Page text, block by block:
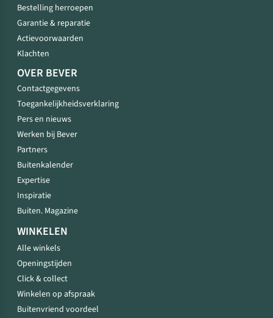
Bestelling herroepen
Garantie & reparatie
Actievoorwaarden
Klachten
OVER BEVER
Contactgegevens
Toegankelijkheidsverklaring
Pers en nieuws
Werken bij Bever
Partners
Buitenkalender
Expertise
Inspiratie
Buiten. Magazine
WINKELEN
Alle winkels
Openingstijden
Click & collect
Winkelen op afspraak
Buitenvriend voordeel